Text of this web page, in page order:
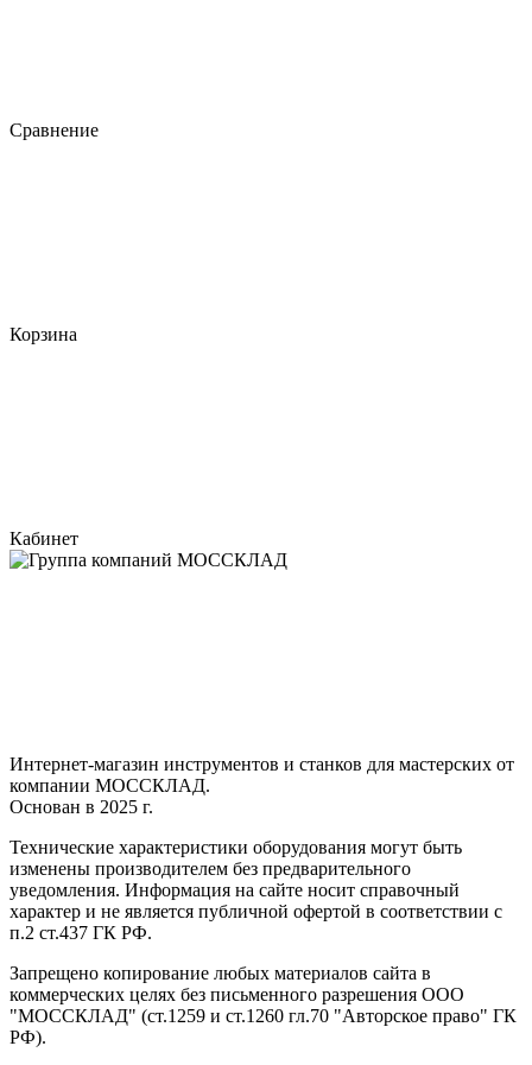
Сравнение
Корзина
Кабинет
Интернет-магазин инструментов и станков для мастерских от
компании МОССКЛАД.
Основан в 2025 г.
Технические характеристики оборудования могут быть
изменены производителем без предварительного
уведомления. Информация на сайте носит справочный
характер и не является публичной офертой в соответствии с
п.2 ст.437 ГК РФ.
Запрещено копирование любых материалов сайта в
коммерческих целях без письменного разрешения ООО
"МОССКЛАД" (ст.1259 и ст.1260 гл.70 "Авторское право" ГК
РФ).